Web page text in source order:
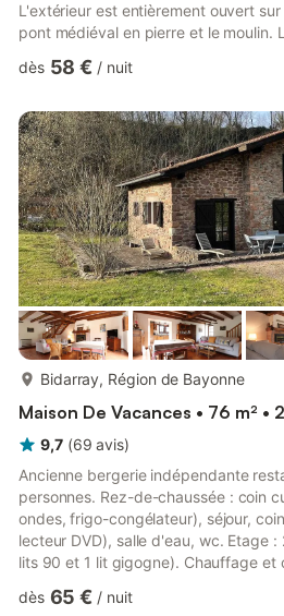
L'extérieur est entièrement ouvert
pont médiéval en pierre et le moulin.
accueillir jusqu'à 6 personnes. Il se
avec douche, d'une terrasse et
sur place. Draps et serviettes en
dès 58 € / nuit
Bidarray, Région de Bayonne
Maison De Vacances • 76 m² •
9,7 (69 avis)
Ancienne bergerie indépendante
personnes. Rez-de-chaussée : coin
ondes, frigo-congélateur), séjour,
lecteur DVD), salle d'eau, wc. Etage
lits 90 et 1 lit gigogne). Chauffage et
location draps + linge de toilette.
dès 65 € / nuit